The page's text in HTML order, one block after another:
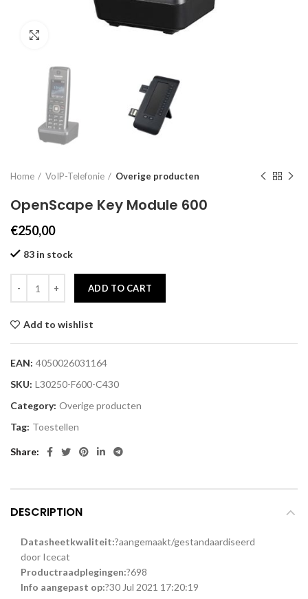
Home VoIP-Telefonie Overige producten
OpenScape Key Module 600
€250,00
83 in stock
ADD TO CART
Add to wishlist
EAN: 4050026031164
SKU: L30250-F600-C430
Category: Overige producten
Tag: Toestellen
Share
DESCRIPTION
Datasheetkwaliteit:?aangemaakt/gestandaardiseerd
door Icecat
Productraadplegingen:?698
Info aangepast op:?30 Jul 2021 17:20:19